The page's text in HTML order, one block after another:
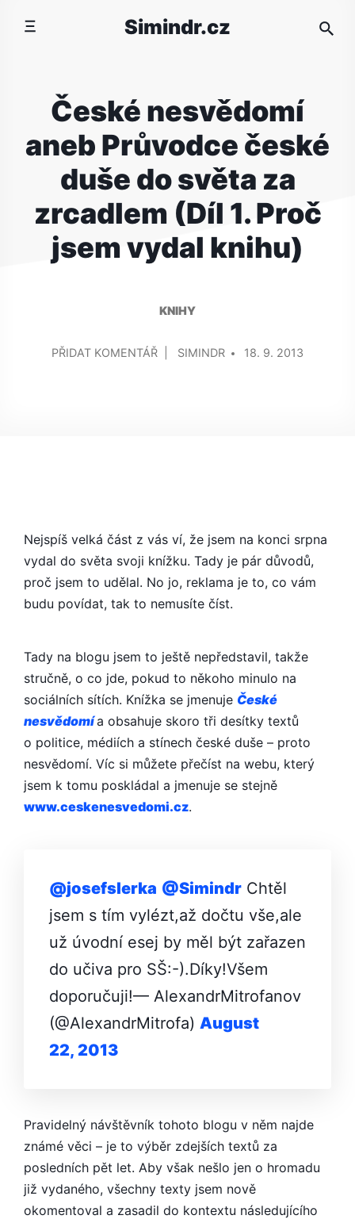
Simindr.cz
České nesvědomí
aneb Průvodce české
duše do světa za
zrcadlem (Díl 1. Proč
jsem vydal knihu)
KNIHY
PŘIDAT KOMENTÁŘNA
ZRCADLEM
(DÍL
1.
PROČ
KNIHU)
SIMINDR
18. 9. 2013
Nejspíš velká část z vás ví, že jsem na konci srpna
vydal do světa svoji knížku. Tady je pár důvodů,
proč jsem to udělal. No jo, reklama je to, co vám
budu povídat, tak to nemusíte číst.
Tady na blogu jsem to ještě nepředstavil, takže
stručně, o co jde, pokud to někoho minulo na
sociálních sítích. Knížka se jmenuje České
nesvědomía obsahuje skoro tři desítky textů
o politice, médiích a stínech české duše – proto
nesvědomí. Víc si můžete přečíst na webu, který
jsem k tomu poskládal a jmenuje se stejně
www.ceskenesve­domi.cz.
@josefslerka @Simindr Chtěl
jsem s tím vylézt,až dočtu vše,ale
už úvodní esej by měl být zařazen
do učiva pro SŠ:-).Díky!Všem
doporučuji!— AlexandrMitrofanov
(@AlexandrMitrofa) August
22, 2013
Pravidelný návštěvník tohoto blogu v něm najde
známé věci – je to výběr zdejších textů za
posledních pět let. Aby však nešlo jen o hromadu
již vydaného, všechny texty jsem nově
okomentoval a zasadil do kontextu následujícího